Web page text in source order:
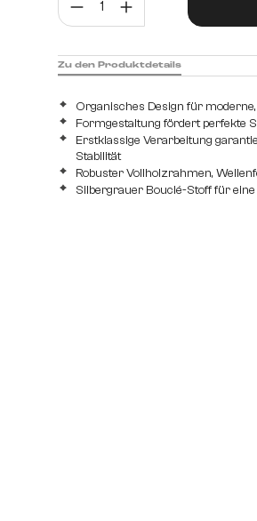
Strukturstoff Soft
Organisches Design für
Formgestaltung fördert perfekte
Erstklassige Verarbeitung
Stabilität
Robuster Vollholzrahmen,
Silbergrauer Bouclé-Stoff für
Zu den Produktdetails